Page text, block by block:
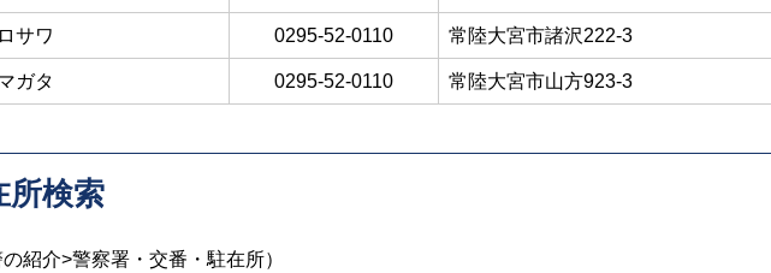
サワ 0295-52-0110 常陸大宮市諸沢222-3
ガタ 0295-52-0110 常陸大宮市山方923-3
所検索
の紹介>警察署・交番・駐在所）